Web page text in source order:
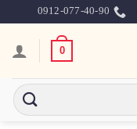
0912-077-40-90
0